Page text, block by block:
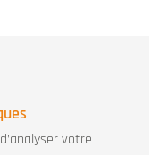
votre